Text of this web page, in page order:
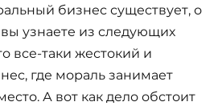
бизнес существует, о
вы узнаете из следующих
все-таки жестокий и
где мораль занимает
А вот как дело обстоит